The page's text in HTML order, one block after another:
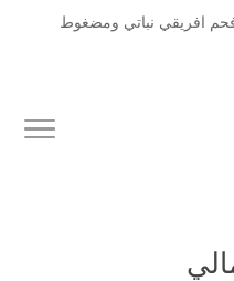
افريقي نباتي ومضغوط